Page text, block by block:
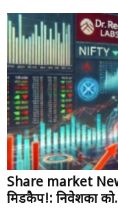
Share market
मिडकैप!: निवेशकों